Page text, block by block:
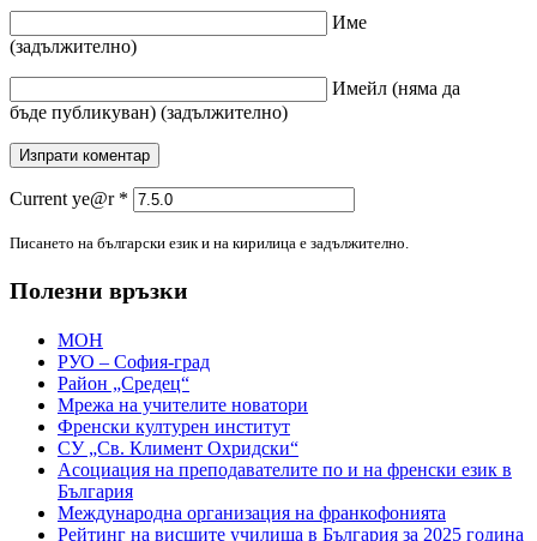
Име
(задължително)
Имейл (няма да
бъде публикуван) (задължително)
Current ye@r *
Писането на български език и на кирилица е задължително.
Полезни връзки
МОН
РУО – София-град
Район „Средец“
Мрежа на учителите новатори
Френски културен институт
СУ „Св. Климент Охридски“
Асоциация на преподавателите по и на френски език в
България
Международна организация на франкофонията
Рейтинг на висшите училища в България за 2025 година